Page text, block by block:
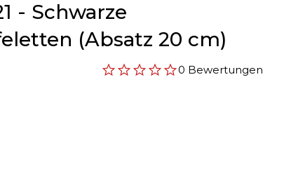
- Schwarze
(Absatz 20 cm)
0 Bewertungen